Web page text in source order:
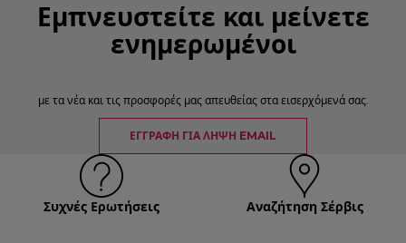
Εμπνευστείτε και μείνετε
ενημερωμένοι
με τα νέα και τις προσφορές μας απευθείας στα εισερχόμενά σας.
ΕΓΓΡΑΦΉ ΓΙΑ ΛΉΨΗ EMAIL
Συχνές Ερωτήσεις Αναζήτηση Σέρβις